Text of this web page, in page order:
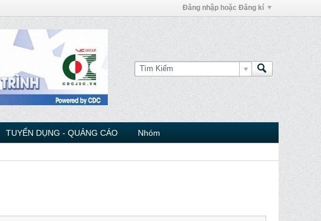
Đăng nhập hoặc Đăng kí
TUYỂN DỤNG - QUẢNG CÁO Nhóm